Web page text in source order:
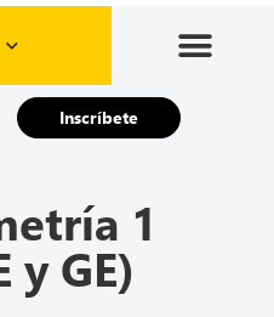
Inscríbete
1
y GE)